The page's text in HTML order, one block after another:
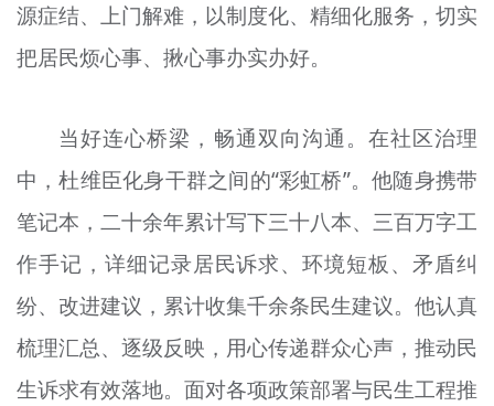
源症结、上门解难，以制度化、精细化服务，切实
把居民烦心事、揪心事办实办好。
当好连心桥梁，畅通双向沟通。在社区治理
中，杜维臣化身干群之间的“彩虹桥”。他随身携带
笔记本，二十余年累计写下三十八本、三百万字工
作手记，详细记录居民诉求、环境短板、矛盾纠
纷、改进建议，累计收集千余条民生建议。他认真
梳理汇总、逐级反映，用心传递群众心声，推动民
生诉求有效落地。面对各项政策部署与民生工程推